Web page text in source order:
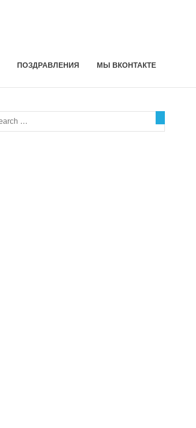
ПОЗДРАВЛЕНИЯ МЫ ВКОНТАКТЕ